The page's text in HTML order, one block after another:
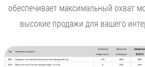
обеспечивает максимальный охват
высокие продажи для вашего